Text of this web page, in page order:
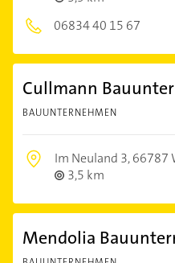
06834 40 15 67
Cullmann
BAUUNTERNEHMEN
Im Neuland 3,66787
3,5 km
Mendolia